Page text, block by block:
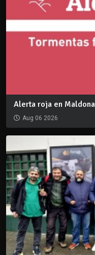
Alerta roja en
Aug 06 2026